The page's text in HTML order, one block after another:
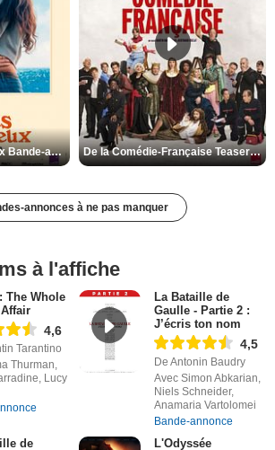
Les Matins merveilleux Bande-annonce VF De la Comédie-Française Teaser VF
annonces à ne pas manquer
à l'affiche
The Whole
4,6
Tarantino
Thurman,
Lucy
La Bataille de
Gaulle - Partie 2 :
J’écris ton nom
4,5
De Antonin Baudry
Avec Simon Abkarian,
Niels Schneider,
Anamaria Vartolomei
Bande-annonce
de
L'Odyssée